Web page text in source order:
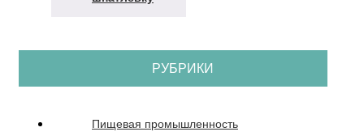
РУБРИКИ
Пищевая промышленность